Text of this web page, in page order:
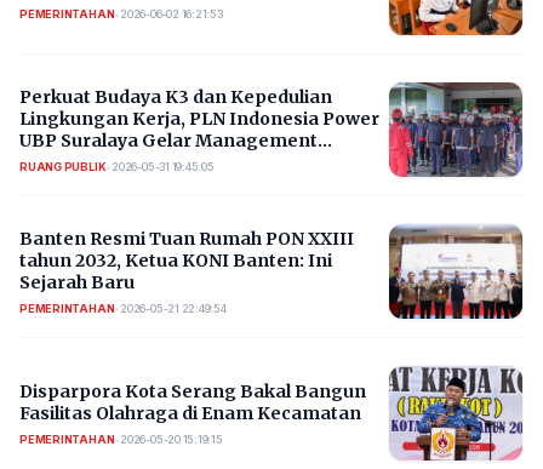
PEMERINTAHAN• 2026-06-02 16:21:53
Perkuat Budaya K3 dan Kepedulian
Lingkungan Kerja, PLN Indonesia Power
UBP Suralaya Gelar Management
Walkdown
RUANG PUBLIK• 2026-05-31 19:45:05
Banten Resmi Tuan Rumah PON XXIII
tahun 2032, Ketua KONI Banten: Ini
Sejarah Baru
PEMERINTAHAN• 2026-05-21 22:49:54
Disparpora Kota Serang Bakal Bangun
Fasilitas Olahraga di Enam Kecamatan
PEMERINTAHAN• 2026-05-20 15:19:15